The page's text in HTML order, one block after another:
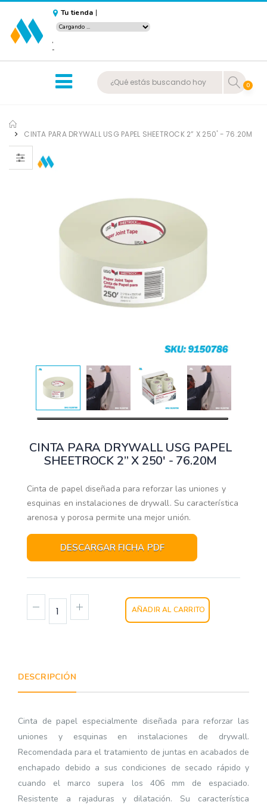
Tu tienda |
,
-
0
CINTA PARA DRYWALL USG PAPEL SHEETROCK 2” X 250' - 76.20M
CINTA PARA DRYWALL USG PAPEL
SHEETROCK 2” X 250' - 76.20M
Cinta de papel diseñada para reforzar las uniones y
esquinas en instalaciones de drywall. Su característica
arenosa y porosa permite una mejor unión.
DESCARGAR FICHA PDF
AÑADIR AL CARRITO
DESCRIPCIÓN
Cinta de papel especialmente diseñada para reforzar las
uniones y esquinas en instalaciones de drywall.
Recomendada para el tratamiento de juntas en acabados de
enchapado debido a sus condiciones de secado rápido y
cuando el marco supera los 406 mm de espaciado.
Resistente a rajaduras y dilatación. Su característica